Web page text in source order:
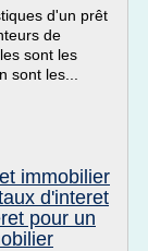
d'un prêt
de
sont les
sont les...
immobilier
d'interet
pour un